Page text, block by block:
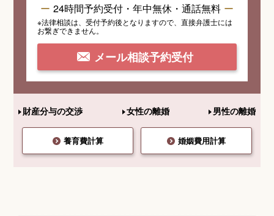
24時間予約受付・年中無休・通話無料
※法律相談は、受付予約後となりますので、 直接弁護士には
お繋ぎできません。
メール相談予約受付
財産分与の交渉 女性の離婚 男性の離婚
養育費計算 婚姻費用計算